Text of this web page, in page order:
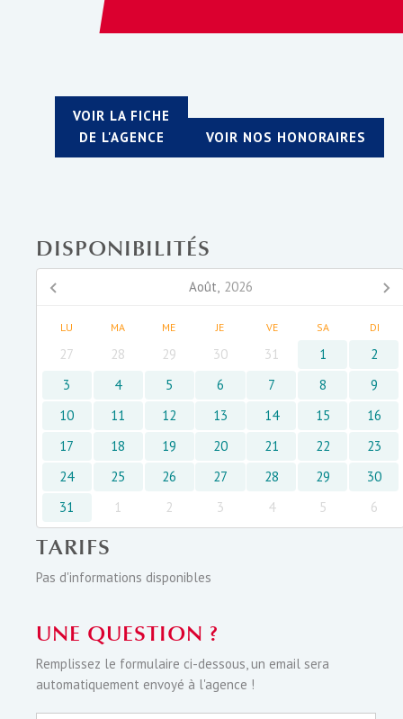
VOIR LA FICHE
DE L'AGENCE
VOIR NOS HONORAIRES
DISPONIBILITÉS
Août, 2026
LU MA ME JE VE SA DI
27 28 29 30 31 1
2
3
4 5 6 7 8
9
10
11 12 13 14 15
16
17
18 19 20 21 22
23
24
25 26 27 28 29
30
31
1 2 3 4 5 6
TARIFS
Pas d'informations disponibles
UNE QUESTION ?
Remplissez le formulaire ci-dessous, un email sera
automatiquement envoyé à l'agence !